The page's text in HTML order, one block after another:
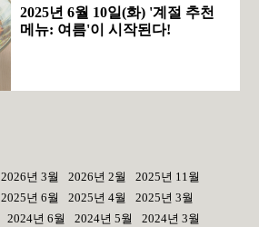
2025년 6월 10일(화) '계절 추천
메뉴: 여름'이 시작된다!
2026년 3월 2026년 2월
2025년 11월
2025년 6월 2025년 4월
2025년 3월
2024년 6월 2024년 5월
2024년 3월